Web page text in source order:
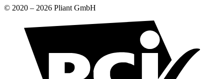
© 2020 – 2026 Pliant GmbH